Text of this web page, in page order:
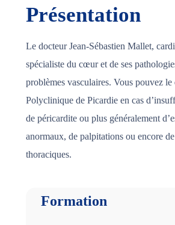
Présentation
Le docteur Jean-Sébastien Mallet,
spécialiste du cœur et de ses
problèmes vasculaires. Vous pouvez le
Polyclinique de Picardie en cas
de péricardite ou plus généralement
anormaux, de palpitations ou encore
thoraciques.
Formation